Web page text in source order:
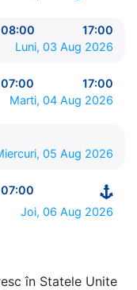
0:00
08:00
17:00
Luni, 03 Aug 2026
07:00
17:00
Marti, 04 Aug 2026
05 Aug 2026
07:00
Joi, 06 Aug 2026
în Statele Unite